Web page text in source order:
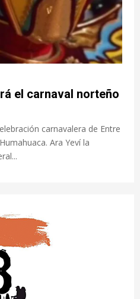
el carnaval norteño
carnavalera de Entre
Ara Yeví la